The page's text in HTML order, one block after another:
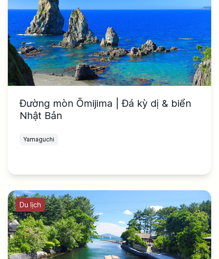
Đường mòn Ōmijima | Đá kỳ dị & biển
Nhật Bản
Yamaguchi
Du lịch